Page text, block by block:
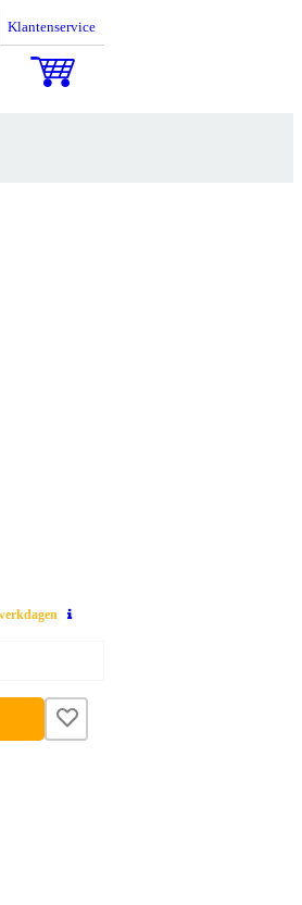
Klantenservice